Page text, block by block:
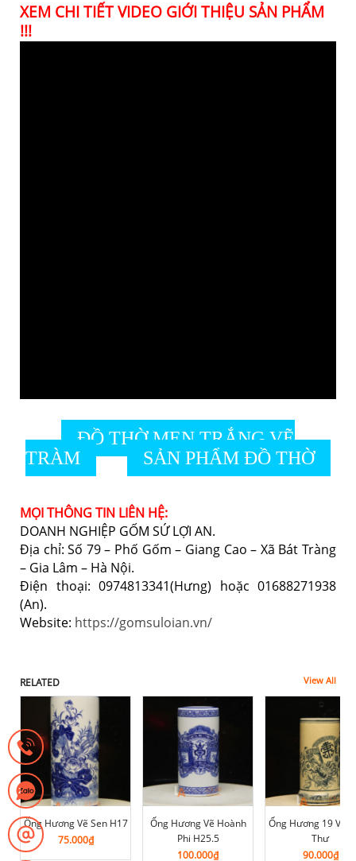
XEM CHI TIẾT VIDEO GIỚI THIỆU SẢN PHẨM
!!!
ĐỒ THỜ MEN TRẮNG VẼ
TRÀM
SẢN PHẨM ĐỒ THỜ
MỌI THÔNG TIN LIÊN HỆ:
DOANH NGHIỆP GỐM SỨ LỢI AN.
Địa chỉ: Số 79 – Phố Gốm – Giang Cao – Xã Bát Tràng
– Gia Lâm – Hà Nội.
Điện thoại: 0974813341(Hưng) hoặc 01688271938
(An).
Website: https://gomsuloian.vn/
RELATED View All
Ống Hương Vẽ Sen H17
75.000₫
Ống Hương Vẽ Hoành
Phi H25.5
100.000₫
Ống Hương 19 Vẽ
Thư
90.000₫